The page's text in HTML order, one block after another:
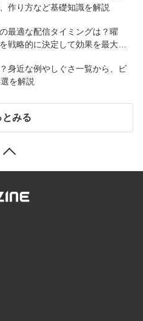
作り方など基礎知識を解説
最適な配信タイミングは？曜
戦略的に決定して効果を最大化
身近な例やしぐさ一覧から、ビ
を解説
とみる